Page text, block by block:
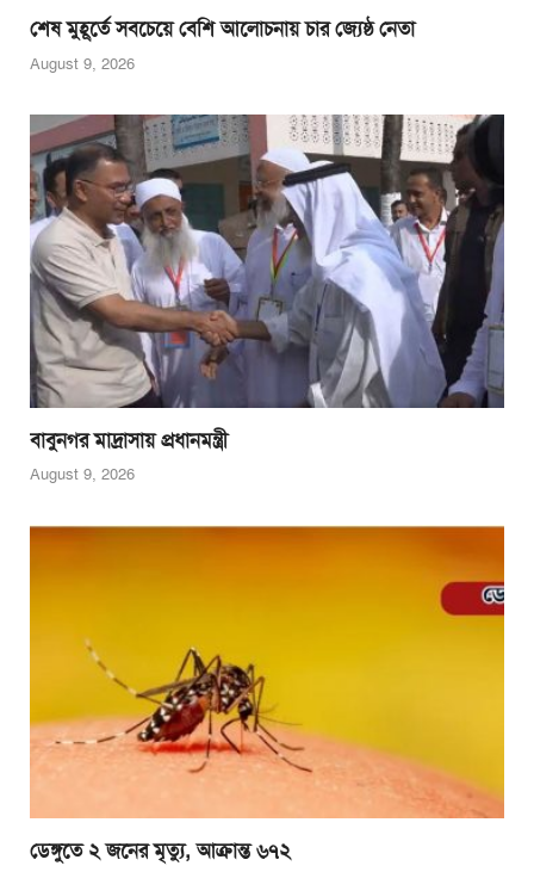
শেষ মুহূর্তে সবচেয়ে বেশি আলোচনায় চার জ্যেষ্ঠ নেতা
August 9, 2026
বাবুনগর মাদ্রাসায় প্রধানমন্ত্রী
August 9, 2026
ডেঙ্গুতে ২ জনের মৃত্যু, আক্রান্ত ৬৭২